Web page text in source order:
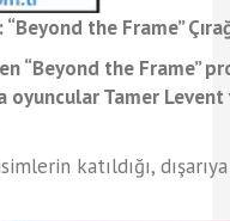
the Frame”
“Beyond the Frame”
Tamer Levent
katıldığı,